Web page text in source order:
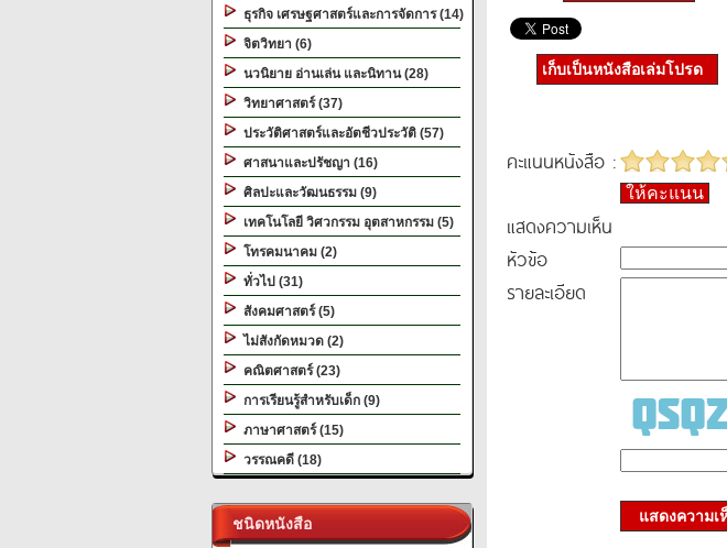
ธุรกิจ เศรษฐศาสตร์และการจัดการ (14)
จิตวิทยา (6)
นวนิยาย อ่านเล่น และนิทาน (28)
วิทยาศาสตร์ (37)
ประวัติศาสตร์และอัตชีวประวัติ (57)
ศาสนาและปรัชญา (16)
ศิลปะและวัฒนธรรม (9)
เทคโนโลยี วิศวกรรม อุตสาหกรรม (5)
โทรคมนาคม (2)
ทั่วไป (31)
สังคมศาสตร์ (5)
ไม่สังกัดหมวด (2)
คณิตศาสตร์ (23)
การเรียนรู้สำหรับเด็ก (9)
ภาษาศาสตร์ (15)
วรรณคดี (18)
ชนิดหนังสือ
เก็บเป็นหนังสือเล่มโปรด
คะแนนหนังสือ :
ให้คะแนน
แสดงความเห็น
หัวข้อ
รายละเอียด
แสดงความเ